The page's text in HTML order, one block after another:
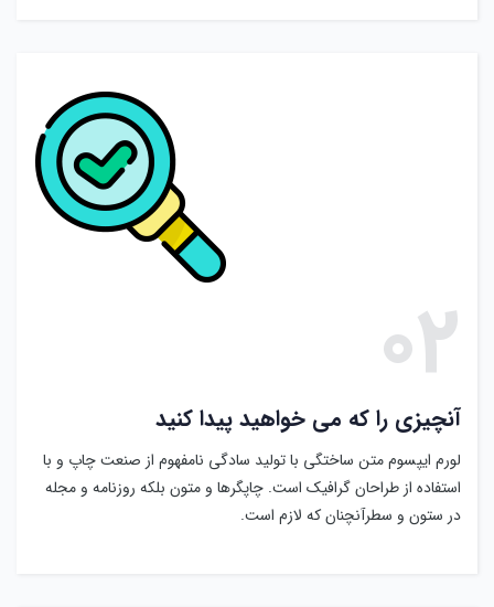
۰۲
آنچیزی را که می خواهید پیدا کنید
لورم ایپسوم متن ساختگی با تولید سادگی نامفهوم از صنعت چاپ و با
استفاده از طراحان گرافیک است. چاپگرها و متون بلکه روزنامه و مجله
در ستون و سطرآنچنان که لازم است.